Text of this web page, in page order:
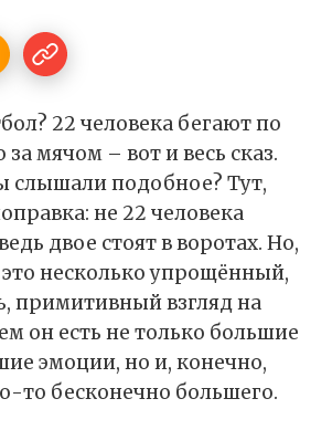
22 человека бегают по
мячом – вот и весь сказ.
слышали подобное? Тут,
не 22 человека
двое стоят в воротах. Но,
несколько упрощённый,
примитивный взгляд на
он есть не только большие
эмоции, но и, конечно,
то бесконечно большего.